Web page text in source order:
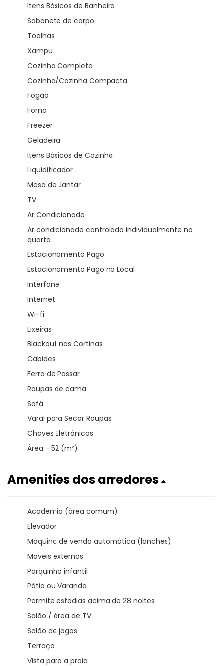
Itens Básicos de Banheiro
Sabonete de corpo
Toalhas
Xampu
Cozinha Completa
Cozinha/Cozinha Compacta
Fogão
Forno
Freezer
Geladeira
Itens Básicos de Cozinha
Liquidificador
Mesa de Jantar
TV
Ar Condicionado
Ar condicionado controlado individualmente no
quarto
Estacionamento Pago
Estacionamento Pago no Local
Interfone
Internet
Wi-fi
Lixeiras
Blackout nas Cortinas
Cabides
Ferro de Passar
Roupas de cama
Sofá
Varal para Secar Roupas
Chaves Eletrónicas
Área - 52 (m²)
Amenities dos arredores
Academia (área comum)
Elevador
Máquina de venda automática (lanches)
Moveis externos
Parquinho infantil
Pátio ou Varanda
Permite estadias acima de 28 noites
Salão / área de TV
Salão de jogos
Terraço
Vista para a praia